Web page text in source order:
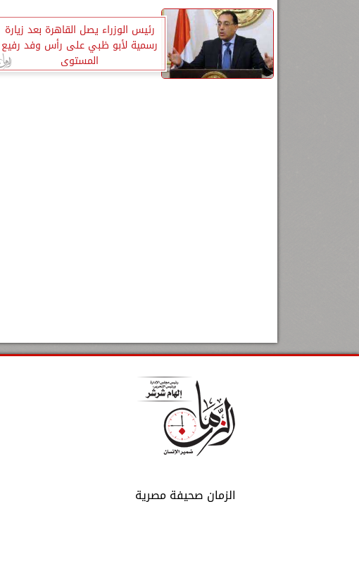
رئيس الوزراء يصل القاهرة بعد زيارة
رسمية لأبو ظبي على رأس وفد رفيع
المستوى
الزمان صحيفة مصرية